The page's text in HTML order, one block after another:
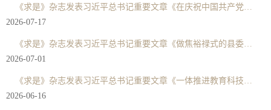
《求是》杂志发表习近平总书记重要文章《在庆祝中国共产党成立105周年大会上的讲话》
2026-07-17
《求是》杂志发表习近平总书记重要文章《做焦裕禄式的县委书记》
2026-07-01
《求是》杂志发表习近平总书记重要文章《一体推进教育科技人才发展》
2026-06-16